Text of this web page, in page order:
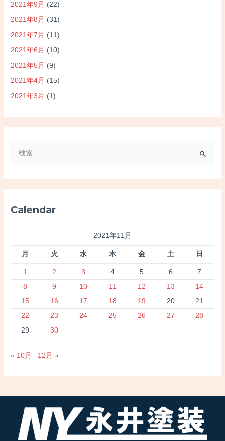
2021年9月 (22)
2021年8月 (31)
2021年7月 (11)
2021年6月 (10)
2021年5月 (9)
2021年4月 (15)
2021年3月 (1)
Calendar
2021年11月
月 火 水 木 金 土 日
1 2 3 4 5 6
7
8
9 10 11 12 13
14
15
16 17 18 19 20
21
22
23 24 25 26 27
28
29
30
« 10月 12月 »